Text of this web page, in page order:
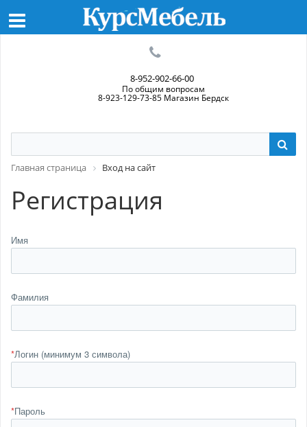
8-952-902-66-00
По общим вопросам
8-923-129-73-85 Магазин Бердск
Главная страница Вход на сайт
Регистрация
Имя
Фамилия
*Логин (минимум 3 символа)
*Пароль